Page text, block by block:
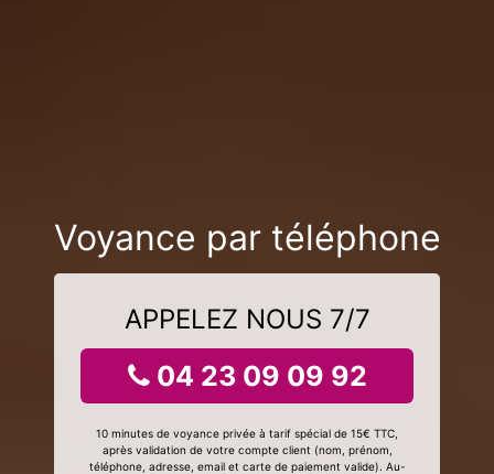
Voyance par téléphone
APPELEZ NOUS 7/7
04 23 09 09 92
10 minutes de voyance privée à tarif spécial de 15€ TTC,
après validation de votre compte client (nom, prénom,
téléphone, adresse, email et carte de paiement valide). Au-